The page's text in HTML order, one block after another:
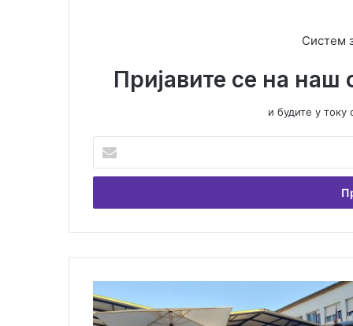
Систем
Пријавите се на наш
и будите у
е
и
В
ш
у
о
г